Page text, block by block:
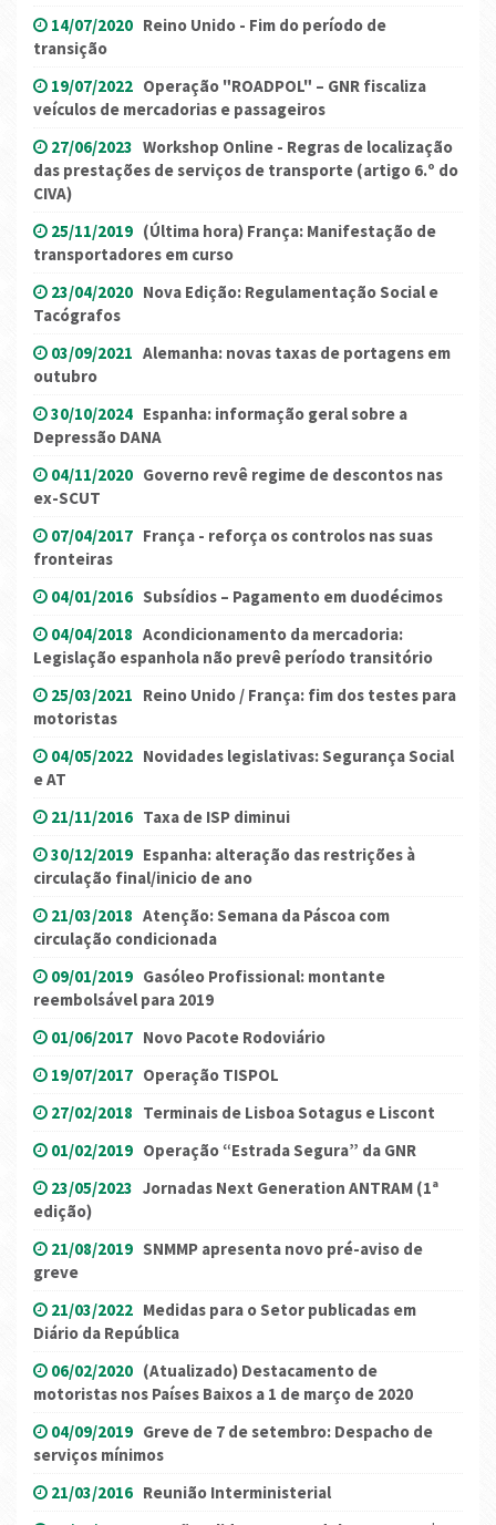
14/07/2020 Reino Unido - Fim do período de
transição
19/07/2022 Operação "ROADPOL" – GNR fiscaliza
veículos de mercadorias e passageiros
27/06/2023 Workshop Online - Regras de localização
das prestações de serviços de transporte (artigo 6.º do
CIVA)
25/11/2019 (Última hora) França: Manifestação de
transportadores em curso
23/04/2020 Nova Edição: Regulamentação Social e
Tacógrafos
03/09/2021 Alemanha: novas taxas de portagens em
outubro
30/10/2024 Espanha: informação geral sobre a
Depressão DANA
04/11/2020 Governo revê regime de descontos nas
ex-SCUT
07/04/2017 França - reforça os controlos nas suas
fronteiras
04/01/2016 Subsídios – Pagamento em duodécimos
04/04/2018 Acondicionamento da mercadoria:
Legislação espanhola não prevê período transitório
25/03/2021 Reino Unido / França: fim dos testes para
motoristas
04/05/2022 Novidades legislativas: Segurança Social
e AT
21/11/2016 Taxa de ISP diminui
30/12/2019 Espanha: alteração das restrições à
circulação final/inicio de ano
21/03/2018 Atenção: Semana da Páscoa com
circulação condicionada
09/01/2019 Gasóleo Profissional: montante
reembolsável para 2019
01/06/2017 Novo Pacote Rodoviário
19/07/2017 Operação TISPOL
27/02/2018 Terminais de Lisboa Sotagus e Liscont
01/02/2019 Operação “Estrada Segura” da GNR
23/05/2023 Jornadas Next Generation ANTRAM (1ª
edição)
21/08/2019 SNMMP apresenta novo pré-aviso de
greve
21/03/2022 Medidas para o Setor publicadas em
Diário da República
06/02/2020 (Atualizado) Destacamento de
motoristas nos Países Baixos a 1 de março de 2020
04/09/2019 Greve de 7 de setembro: Despacho de
serviços mínimos
21/03/2016 Reunião Interministerial